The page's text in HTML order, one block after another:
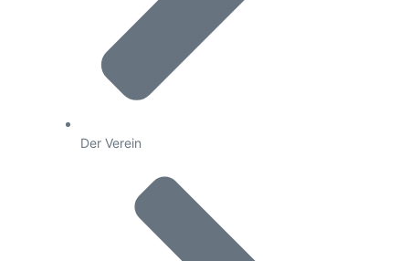
Der Verein